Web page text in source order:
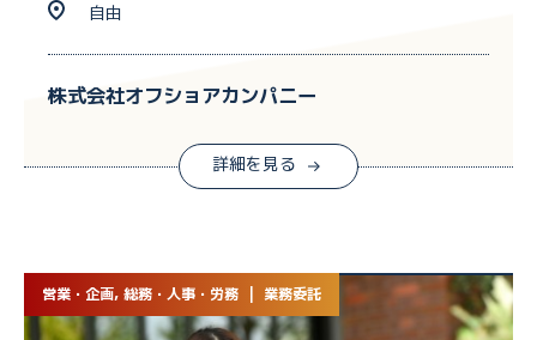
自由
株式会社オフショアカンパニー
詳細を見る
営業・企画, 総務・人事・労務 | 業務委託